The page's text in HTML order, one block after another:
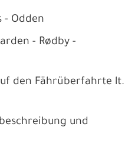
- Odden
- Rødby -
den Fährüberfahrte lt.
und